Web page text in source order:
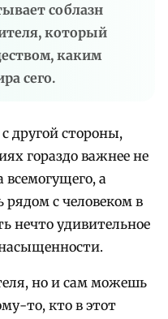
соблазн
который
каким
сего.
другой стороны,
гораздо важнее не
а
с человеком в
нечто удивительное
но и сам можешь
то, кто в этот